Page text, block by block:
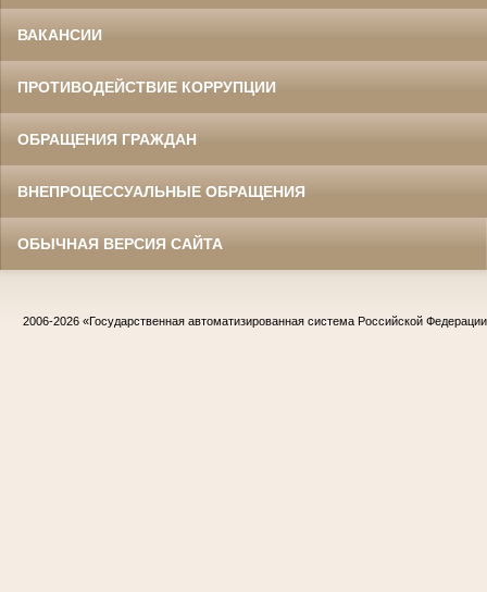
ВАКАНСИИ
ПРОТИВОДЕЙСТВИЕ КОРРУПЦИИ
ОБРАЩЕНИЯ ГРАЖДАН
ВНЕПРОЦЕССУАЛЬНЫЕ ОБРАЩЕНИЯ
ОБЫЧНАЯ ВЕРСИЯ САЙТА
2006-2026 «Государственная автоматизированная система Российской